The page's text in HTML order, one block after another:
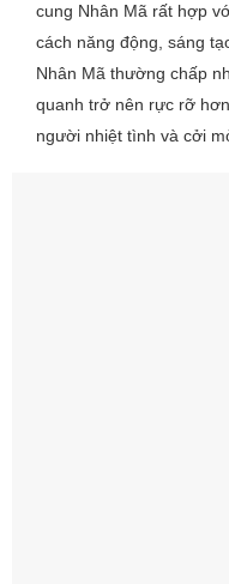
cung Nhân Mã rất hợp
cách năng động, sáng
Nhân Mã thường chấp
quanh trở nên rực rỡ
người nhiệt tình và cởi